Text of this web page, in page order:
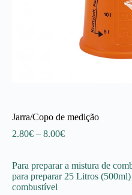
Jarra/Copo de medição
2.80€ – 8.00€Price
through
8.00€
Para preparar a mistura de
para preparar 25 Litros
combustível